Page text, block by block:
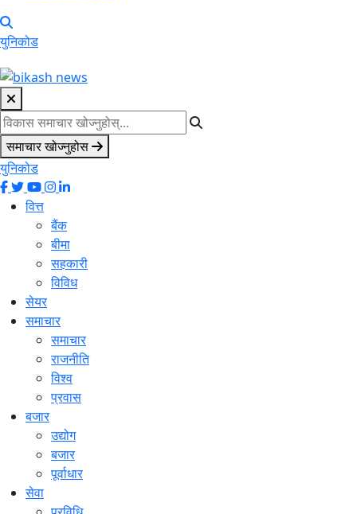
युनिकोड
समाचार खोज्नुहोस
युनिकोड
वित्त
बैंक
बीमा
सहकारी
विविध
सेयर
समाचार
समाचार
राजनीति
विश्व
प्रवास
बजार
उद्योग
बजार
पूर्वाधार
सेवा